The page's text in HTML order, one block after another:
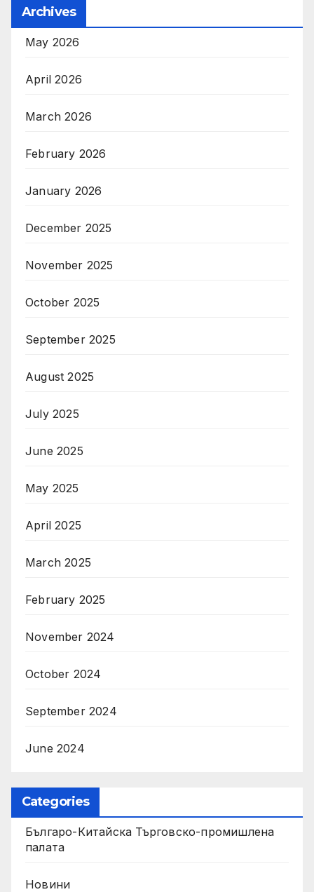
Archives
May 2026
April 2026
March 2026
February 2026
January 2026
December 2025
November 2025
October 2025
September 2025
August 2025
July 2025
June 2025
May 2025
April 2025
March 2025
February 2025
November 2024
October 2024
September 2024
June 2024
Categories
Българо-Китайска Търговско-промишлена
палaта
Новини